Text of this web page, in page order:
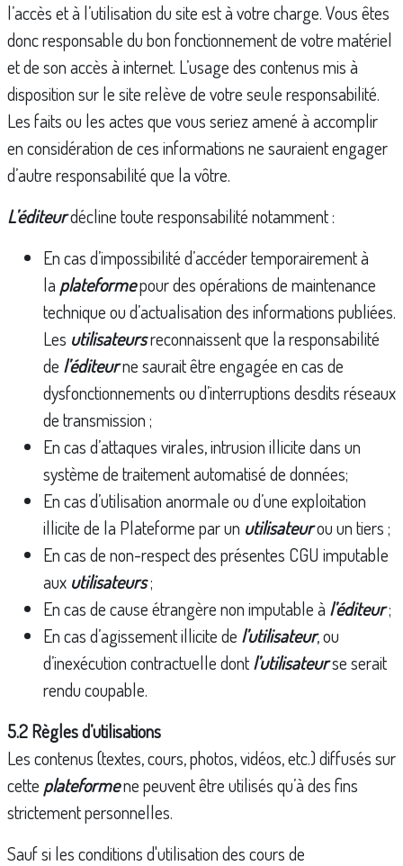
l’accès et à l’utilisation du site est à votre charge. Vous êtes
donc responsable du bon fonctionnement de votre matériel
et de son accès à internet. L’usage des contenus mis à
disposition sur le site relève de votre seule responsabilité.
Les faits ou les actes que vous seriez amené à accomplir
en considération de ces informations ne sauraient engager
d’autre responsabilité que la vôtre.
L’éditeurdécline toute responsabilité notamment :
En cas d’impossibilité d’accéder temporairement à
la plateformepour des opérations de maintenance
technique ou d’actualisation des informations publiées.
Les utilisateursreconnaissent que la responsabilité
de l’éditeurne saurait être engagée en cas de
dysfonctionnements ou d’interruptions desdits réseaux
de transmission ;
En cas d’attaques virales, intrusion illicite dans un
système de traitement automatisé de données;
En cas d’utilisation anormale ou d’une exploitation
illicite de la Plateforme par un utilisateurou un tiers ;
En cas de non-respect des présentes CGU imputable
aux utilisateurs;
En cas de cause étrangère non imputable à l’éditeur;
En cas d’agissement illicite de l’utilisateur, ou
d’inexécution contractuelle dontl’utilisateurse serait
rendu coupable.
5.2 Règles d’utilisations
Les contenus (textes, cours, photos, vidéos, etc.) diffusés sur
cette plateformene peuvent être utilisés qu’à des fins
strictement personnelles.
Sauf si les conditions d'utilisation des cours de